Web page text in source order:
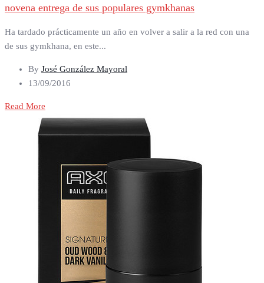
novena entrega de sus populares gymkhanas
Ha tardado prácticamente un año en volver a salir a la red con una
de sus gymkhana, en este...
By José González Mayoral
13/09/2016
Read More